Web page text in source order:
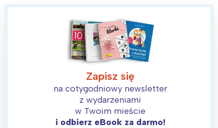
Zapisz się
na cotygodniowy newsletter
z wydarzeniami
w Twoim mieście
i odbierz eBook za darmo!